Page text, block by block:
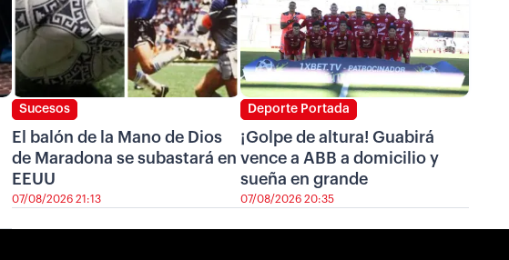
Sucesos
El balón de la Mano de Dios
de Maradona se subastará en
EEUU
07/08/2026 21:13
Deporte Portada
¡Golpe de altura! Guabirá
vence a ABB a domicilio y
sueña en grande
07/08/2026 20:35